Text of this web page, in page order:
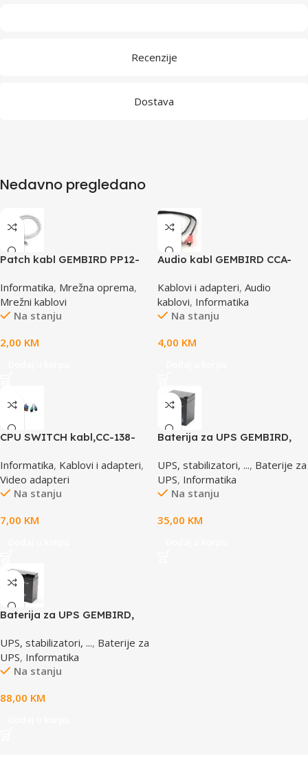
Recenzije
Dostava
Nedavno pregledano
Patch kabl GEMBIRD PP12-
Informatika, Mrežna oprema,
Mrežni kablovi
Na stanju
2,00 KM
Audio kabl GEMBIRD CCA-
phono, 1,5m
Kablovi i adapteri, Audio
kablovi, Informatika
Na stanju
4,00 KM
CPU SWITCH kabl,CC-138-
Informatika, Kablovi i adapteri,
Video adapteri
Na stanju
7,00 KM
Baterija za UPS GEMBIRD,
UPS, stabilizatori, ..., Baterije za
UPS, Informatika
Na stanju
35,00 KM
Baterija za UPS GEMBIRD,
UPS, stabilizatori, ..., Baterije za
UPS, Informatika
Na stanju
88,00 KM